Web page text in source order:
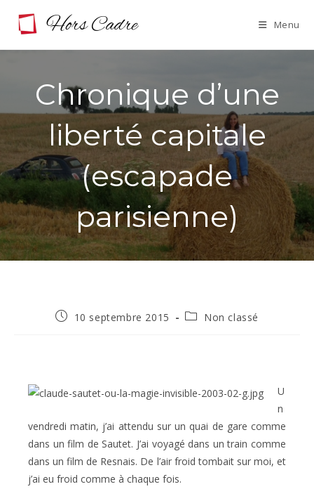
Menu
Chronique d’une
liberté capitale
(escapade
parisienne)
Publication
10 septembre 2015
PostNon classé
U
n
vendredi matin, j’ai attendu sur un quai de gare comme
dans un film de Sautet. J’ai voyagé dans un train comme
dans un film de Resnais. De l’air froid tombait sur moi, et
j’ai eu froid comme à chaque fois.